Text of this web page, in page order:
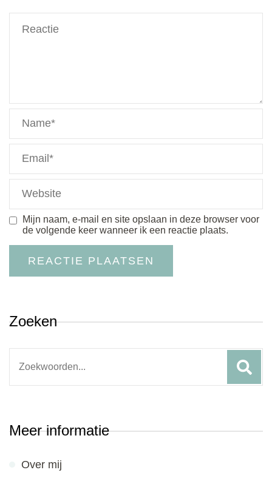
Mijn naam, e-mail en site opslaan in deze browser voor
de volgende keer wanneer ik een reactie plaats.
Zoeken
Meer informatie
Over mij